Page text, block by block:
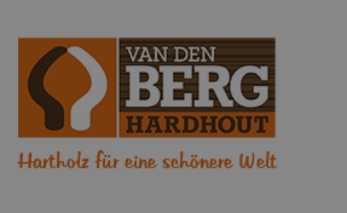
Hartholz für eine schönere Welt